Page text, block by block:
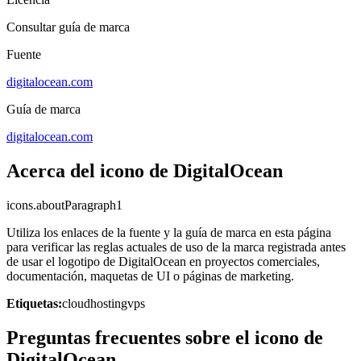
Consultar guía de marca
Fuente
digitalocean.com
Guía de marca
digitalocean.com
Acerca del icono de DigitalOcean
icons.aboutParagraph1
Utiliza los enlaces de la fuente y la guía de marca en esta página
para verificar las reglas actuales de uso de la marca registrada antes
de usar el logotipo de DigitalOcean en proyectos comerciales,
documentación, maquetas de UI o páginas de marketing.
Etiquetas:cloudhostingvps
Preguntas frecuentes sobre el icono de